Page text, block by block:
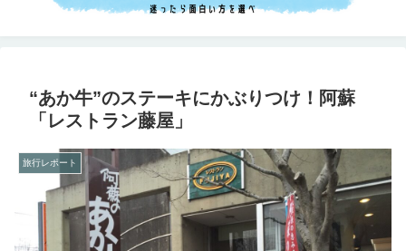
“あか牛”のステーキにかぶりつけ！阿蘇
「レストラン藤屋」
旅行レポート